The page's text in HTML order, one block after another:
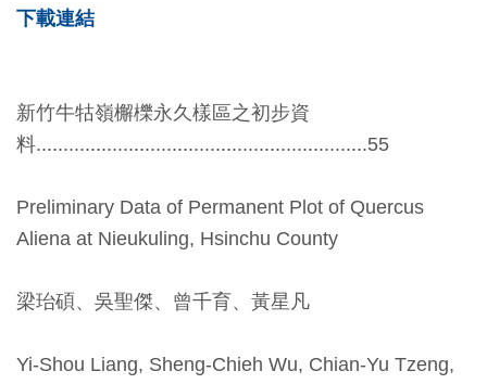
Ind
on
Tiế
ng
下載連結
新竹牛牯嶺檞櫟永久樣區之初步資
料.............................................................55
Preliminary Data of Permanent Plot of Quercus
Aliena at Nieukuling, Hsinchu County
梁珆碩、吳聖傑、曾千育、黃星凡
Yi-Shou Liang, Sheng-Chieh Wu, Chian-Yu Tzeng,